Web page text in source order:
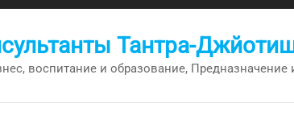
Тантра-
воспитание и образование, Предназначение